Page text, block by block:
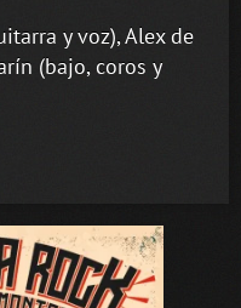
y voz), Alex de
(bajo, coros y